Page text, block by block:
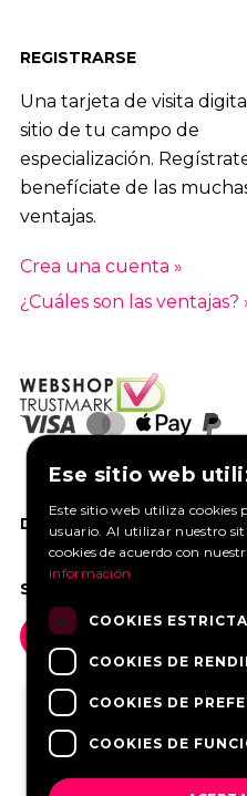
REGISTRARSE
Una tarjeta de visita
sitio de tu campo de
especialización.
benefíciate de las
ventajas.
Crea una cuenta »
¿Cuáles son las ventajas?
DANOS UN ME GUSTA EN
SOCIAL MEDIA
Ese sitio web
Este sitio web utiliza cookies
usuario. Al utilizar nuestro
cookies de acuerdo con
información
COOKIES
COOKIES DE
COOKIES DE
COOKIES DE